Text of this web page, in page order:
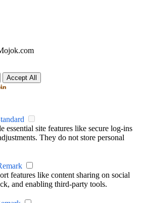
Accept All
essential site features like secure log-ins
They do not store personal
features like content sharing on social
and enabling third-party tools.